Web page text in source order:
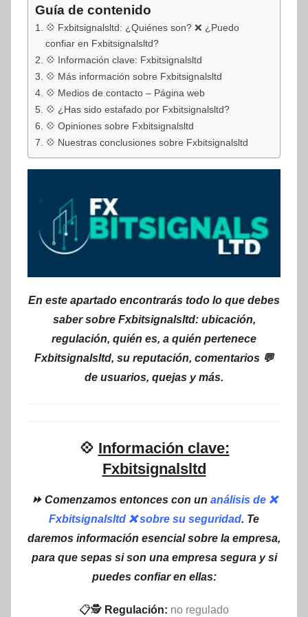
Guía de contenido
💠 Fxbitsignalsltd: ¿Quiénes son? ❌ ¿Puedo
confiar en Fxbitsignalsltd?
💠 Información clave: Fxbitsignalsltd
💠 Más información sobre Fxbitsignalsltd
💠 Medios de contacto – Página web
💠 ¿Has sido estafado por Fxbitsignalsltd?
💠 Opiniones sobre Fxbitsignalsltd
💠 Nuestras conclusiones sobre Fxbitsignalsltd
En este apartado encontrarás todo lo que debes
saber sobre Fxbitsignalsltd: ubicación,
regulación, quién es, a quién pertenece
Fxbitsignalsltd, su reputación, comentarios 💬
de usuarios, quejas y más.
💠 Información clave:
Fxbitsignalsltd
⏩ Comenzamos entonces con un análisis de ❌
Fxbitsignalsltd ❌ sobre su seguridad. Te
daremos información esencial sobre la empresa,
para que sepas si son una empresa segura y si
puedes confiar en ellas:
📋🕵 Regulación: no regulado